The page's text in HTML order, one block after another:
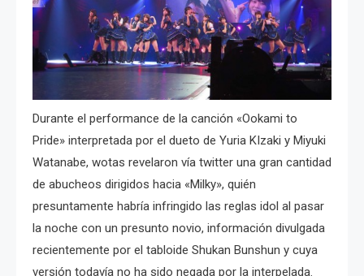
Durante el performance de la canción «Ookami to
Pride» interpretada por el dueto de Yuria KIzaki y Miyuki
Watanabe, wotas revelaron vía twitter una gran cantidad
de abucheos dirigidos hacia «Milky», quién
presuntamente habría infringido las reglas idol al pasar
la noche con un presunto novio, información divulgada
recientemente por el tabloide Shukan Bunshun y cuya
versión todavía no ha sido negada por la interpelada.